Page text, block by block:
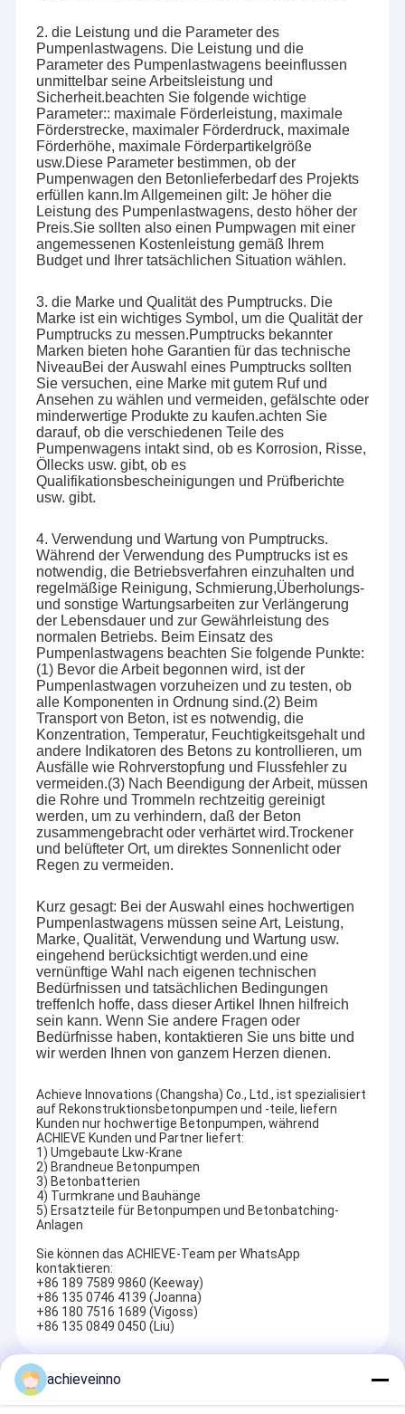
Haus
Produkte
Über uns
Fabrik-Ausflug
Treten Sie mit uns in Verbindung
Nachrichten
Fälle
Fordern Sie ein Zitat
Betonpumpe-Teile Putzmeister
Betonpumpe-Teile Sany
2. die Leistung und die Parameter des
Pumpenlastwagens. Die Leistung und die
Parameter des Pumpenlastwagens beeinflussen
unmittelbar seine Arbeitsleistung und
Sicherheit.beachten Sie folgende wichtige
Parameter:: maximale Förderleistung, maximale
Förderstrecke, maximaler Förderdruck, maximale
Förderhöhe, maximale Förderpartikelgröße
usw.Diese Parameter bestimmen, ob der
Pumpenwagen den Betonlieferbedarf des Projekts
erfüllen kann.Im Allgemeinen gilt: Je höher die
Leistung des Pumpenlastwagens, desto höher der
Preis.Sie sollten also einen Pumpwagen mit einer
angemessenen Kostenleistung gemäß Ihrem
Budget und Ihrer tatsächlichen Situation wählen.
3. die Marke und Qualität des Pumptrucks. Die
Marke ist ein wichtiges Symbol, um die Qualität der
Pumptrucks zu messen.Pumptrucks bekannter
Marken bieten hohe Garantien für das technische
NiveauBei der Auswahl eines Pumptrucks sollten
Sie versuchen, eine Marke mit gutem Ruf und
Ansehen zu wählen und vermeiden, gefälschte oder
minderwertige Produkte zu kaufen.achten Sie
darauf, ob die verschiedenen Teile des
Pumpenwagens intakt sind, ob es Korrosion, Risse,
Öllecks usw. gibt, ob es
Qualifikationsbescheinigungen und Prüfberichte
usw. gibt.
4. Verwendung und Wartung von Pumptrucks.
Während der Verwendung des Pumptrucks ist es
notwendig, die Betriebsverfahren einzuhalten und
regelmäßige Reinigung, Schmierung,Überholungs-
und sonstige Wartungsarbeiten zur Verlängerung
der Lebensdauer und zur Gewährleistung des
normalen Betriebs. Beim Einsatz des
Pumpenlastwagens beachten Sie folgende Punkte:
(1) Bevor die Arbeit begonnen wird, ist der
Pumpenlastwagen vorzuheizen und zu testen, ob
alle Komponenten in Ordnung sind.(2) Beim
Transport von Beton, ist es notwendig, die
Konzentration, Temperatur, Feuchtigkeitsgehalt und
andere Indikatoren des Betons zu kontrollieren, um
Ausfälle wie Rohrverstopfung und Flussfehler zu
vermeiden.(3) Nach Beendigung der Arbeit, müssen
die Rohre und Trommeln rechtzeitig gereinigt
werden, um zu verhindern, daß der Beton
zusammengebracht oder verhärtet wird.Trockener
und belüfteter Ort, um direktes Sonnenlicht oder
Regen zu vermeiden.
Kurz gesagt: Bei der Auswahl eines hochwertigen
Pumpenlastwagens müssen seine Art, Leistung,
Marke, Qualität, Verwendung und Wartung usw.
eingehend berücksichtigt werden.und eine
vernünftige Wahl nach eigenen technischen
Bedürfnissen und tatsächlichen Bedingungen
treffenIch hoffe, dass dieser Artikel Ihnen hilfreich
sein kann. Wenn Sie andere Fragen oder
Bedürfnisse haben, kontaktieren Sie uns bitte und
wir werden Ihnen von ganzem Herzen dienen.
Achieve Innovations (Changsha) Co., Ltd., ist spezialisiert
auf Rekonstruktionsbetonpumpen und -teile, liefern
Kunden nur hochwertige Betonpumpen, während
ACHIEVE Kunden und Partner liefert:
1) Umgebaute Lkw-Krane
2) Brandneue Betonpumpen
3) Betonbatterien
4) Turmkrane und Bauhänge
5) Ersatzteile für Betonpumpen und Betonbatching-
Anlagen
Sie können das ACHIEVE-Team per WhatsApp
kontaktieren:
+86 189 7589 9860 (Keeway)
+86 135 0746 4139 (Joanna)
+86 180 7516 1689 (Vigoss)
+86 135 0849 0450 (Liu)
Recommended Products
Erzielen Sie Innovationen (Changsha), das Co., Ltd.
anstrebt, die Rentabilität seiner Kunden zu verbessern.
Unsere Teamexportprodukte nach DEUTSCHLAND,
Großbritannien AMERIKA,AUSTRALIEN, NEUSEELAND,
JAPAN, SINGAPUR und einige Regionen über der Welt,
Mit unseren reichen Erfahrungen und Professionalismus
denMaschinen, im internationalen Handel und in
Lokolisierung inden
mehr und mehr die Konzerne der Kunden und gewinnen
einen guten Ruf, der als die Wertgegenstände der Firma
gehütet wird.
Wir sind ganz sicher, dass wir Chinas konkrete
Maschinerieindustrie besser als die meisten
internationalen Kunden kennen. Unterdessen kennen wir
die ausländischen Absatzmärkte, die die chinesischen
Lieferanten in
achieveinno